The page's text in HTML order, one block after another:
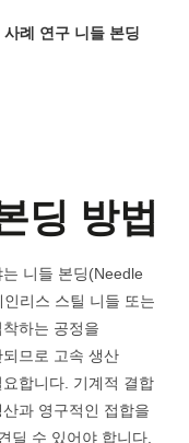
필요하십니까? 연락처 :
사례 연구 니들 본딩
딩 방법
니들 본딩(Needle
리스 스틸 니들 또는
하는 공정을
므로 고속 생산
합니다. 기계적 결합
과 영구적인 접합을
딜 수 있어야 합니다.